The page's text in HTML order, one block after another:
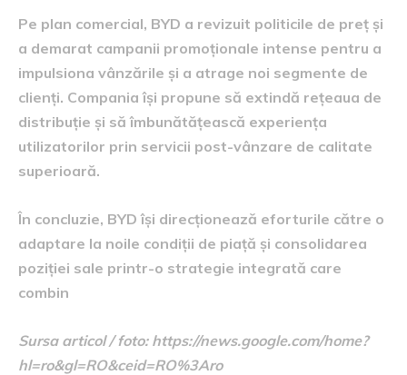
Pe plan comercial, BYD a revizuit politicile de preț și
a demarat campanii promoționale intense pentru a
impulsiona vânzările și a atrage noi segmente de
clienți. Compania își propune să extindă rețeaua de
distribuție și să îmbunătățească experiența
utilizatorilor prin servicii post-vânzare de calitate
superioară.
În concluzie, BYD își direcționează eforturile către o
adaptare la noile condiții de piață și consolidarea
poziției sale printr-o strategie integrată care
combin
Sursa articol / foto: https://news.google.com/home?
hl=ro&gl=RO&ceid=RO%3Aro